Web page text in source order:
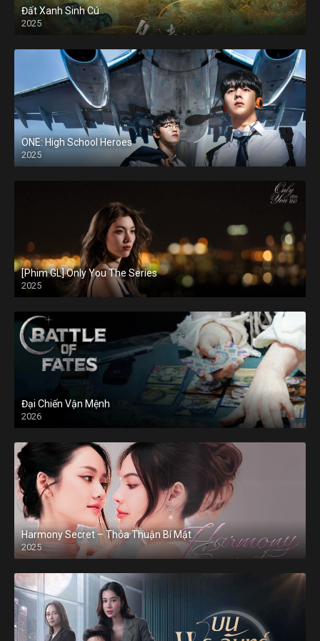
Đất Xanh Sinh Cú
2025
ONE: High School Heroes
2025
[Phim GL] Only You The Series
2025
Đại Chiến Vận Mệnh
2026
Harmony Secret – Thỏa Thuận Bí Mật
2025